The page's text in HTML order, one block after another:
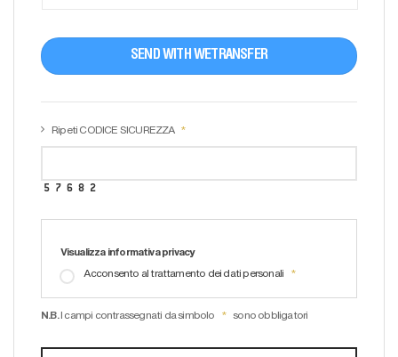
SEND WITH WETRANSFER
Ripeti CODICE SICUREZZA
Visualizza informativa privacy
Acconsento al trattamento dei dati personali
N.B. I campi contrassegnati da simbolo sono obbligatori